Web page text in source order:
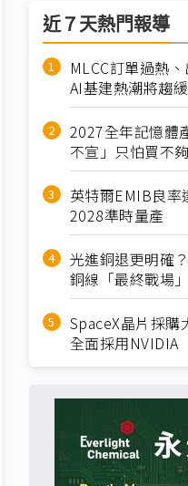
近７天熱門報導
MLCC訂單過熱
AI基建熱潮將趨緩
2027全年記憶
不宣」只怕買不夠
英特爾EMIB良
2028準時量產
光進銅退更明確
銅線「最終戰場」
SpaceX晶片採
全面採用NVIDIA